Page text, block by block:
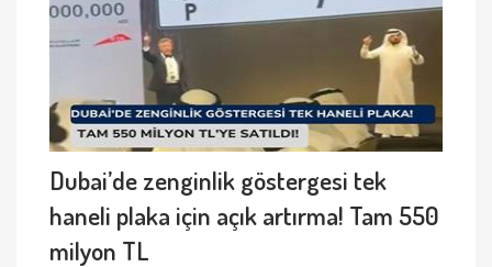
Dubai’de zenginlik göstergesi tek
haneli plaka için açık artırma! Tam 550
milyon TL